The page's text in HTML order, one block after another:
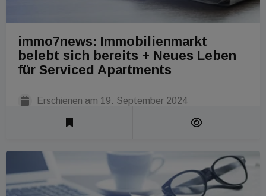
immo7news: Immobilienmarkt
belebt sich bereits + Neues Leben
für Serviced Apartments
Erschienen am 19. September 2024